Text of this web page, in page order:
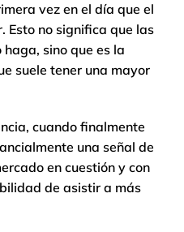
vez en el día que el
Esto no significa que las
sino que es la
suele tener una mayor
cuando finalmente
una señal de
en cuestión y con
de asistir a más